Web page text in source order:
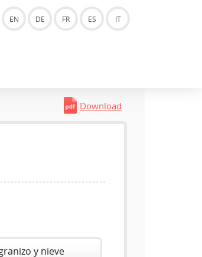
EN DE FR ES IT
Download
y nieve